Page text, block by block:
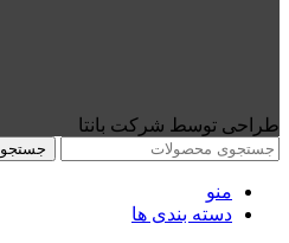
طراحی توسط شرکت بانتا
جستجو
منو
دسته بندی ها